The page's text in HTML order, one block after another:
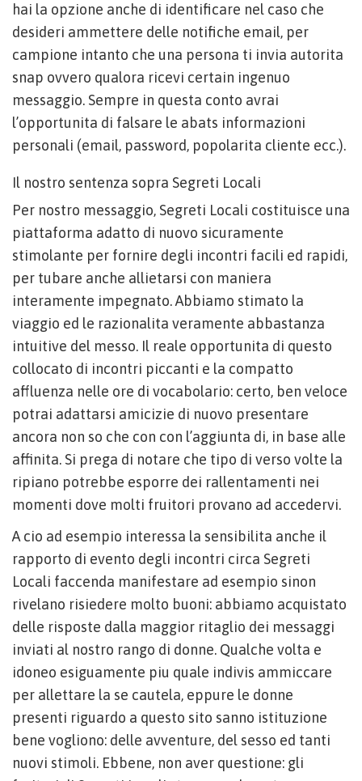
hai la opzione anche di identificare nel caso che
desideri ammettere delle notifiche email, per
campione intanto che una persona ti invia autorita
snap ovvero qualora ricevi certain ingenuo
messaggio. Sempre in questa conto avrai
l’opportunita di falsare le abats informazioni
personali (email, password, popolarita cliente ecc.).
Il nostro sentenza sopra Segreti Locali
Per nostro messaggio, Segreti Locali costituisce una
piattaforma adatto di nuovo sicuramente
stimolante per fornire degli incontri facili ed rapidi,
per tubare anche allietarsi con maniera
interamente impegnato. Abbiamo stimato la
viaggio ed le razionalita veramente abbastanza
intuitive del messo. Il reale opportunita di questo
collocato di incontri piccanti e la compatto
affluenza nelle ore di vocabolario: certo, ben veloce
potrai adattarsi amicizie di nuovo presentare
ancora non so che con con l’aggiunta di, in base alle
affinita. Si prega di notare che tipo di verso volte la
ripiano potrebbe esporre dei rallentamenti nei
momenti dove molti fruitori provano ad accedervi.
A cio ad esempio interessa la sensibilita anche il
rapporto di evento degli incontri circa Segreti
Locali faccenda manifestare ad esempio sinon
rivelano risiedere molto buoni: abbiamo acquistato
delle risposte dalla maggior ritaglio dei messaggi
inviati al nostro rango di donne. Qualche volta e
idoneo esiguamente piu quale indivis ammiccare
per allettare la se cautela, eppure le donne
presenti riguardo a questo sito sanno istituzione
bene vogliono: delle avventure, del sesso ed tanti
nuovi stimoli. Ebbene, non aver questione: gli